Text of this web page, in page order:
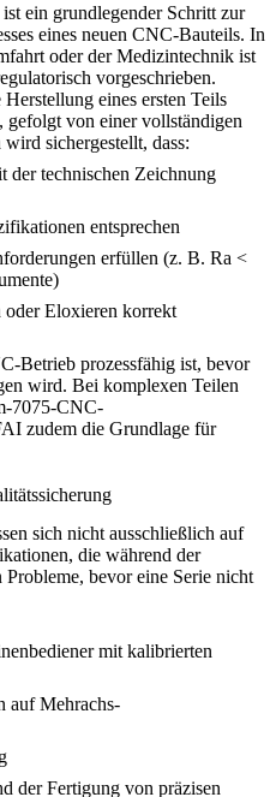
ein grundlegender Schritt zur
eines neuen CNC-Bauteils. In
oder der Medizintechnik ist
vorgeschrieben.
eines ersten Teils
von einer vollständigen
sichergestellt, dass:
der technischen Zeichnung
entsprechen
erfüllen (z. B. Ra <
oder Eloxieren korrekt
Betrieb prozessfähig ist, bevor
wird. Bei komplexen Teilen
7075-CNC-
zudem die Grundlage für
sich nicht ausschließlich auf
die während der
bevor eine Serie nicht
mit kalibrierten
aufMehrachs-
der Fertigung von präzisen